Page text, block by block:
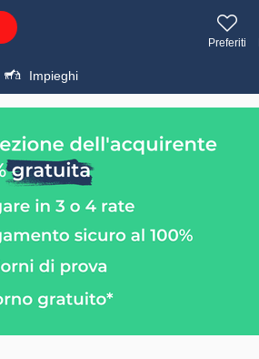
Preferiti
Impieghi